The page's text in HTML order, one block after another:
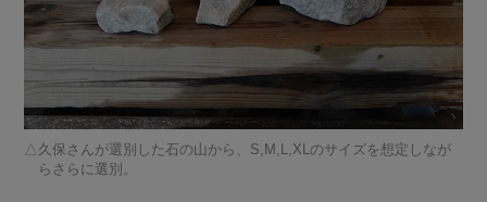
久保さんが選別した石の山から、S,M,L,XLのサイズを想定しなが
らさらに選別。